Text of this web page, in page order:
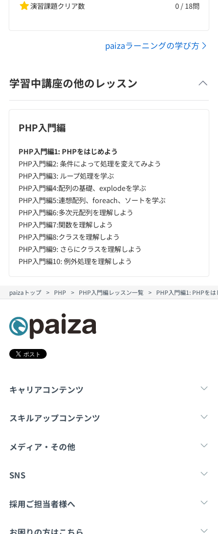
演習課題クリア数
0/18問
paizaラーニングの学び方
学習中講座の他のレッスン
PHP入門編
PHP入門編1: PHPをはじめよう
PHP入門編2: 条件によって処理を変えてみよう
PHP入門編3: ループ処理を学ぶ
PHP入門編4:配列の基礎、explodeを学ぶ
PHP入門編5:連想配列、foreach、ソートを学ぶ
PHP入門編6:多次元配列を理解しよう
PHP入門編7:関数を理解しよう
PHP入門編8:クラスを理解しよう
PHP入門編9: さらにクラスを理解しよう
PHP入門編10: 例外処理を理解しよう
paizaトップ PHP PHP入門編レッスン一覧 PHP入門編1: PHPを
キャリアコンテンツ
転職・キャリア 新卒就
スキルアップコンテンツ
学習 マンガ・ゲーム
メディア・その他
Tech Team Journal note
SNS
X
採用ご担当者様へ
採用・教育をお考えの企業様へ 中途求人掲載はこ